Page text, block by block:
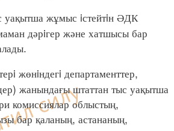
жұмыс iстейтiн ӘДК
дәрiгер және хатшысы бар
жөнiндегi департаменттер,
жанындағы штаттан тыс уақытша
комиссиялар облыстың,
бар қаланың, астананың,